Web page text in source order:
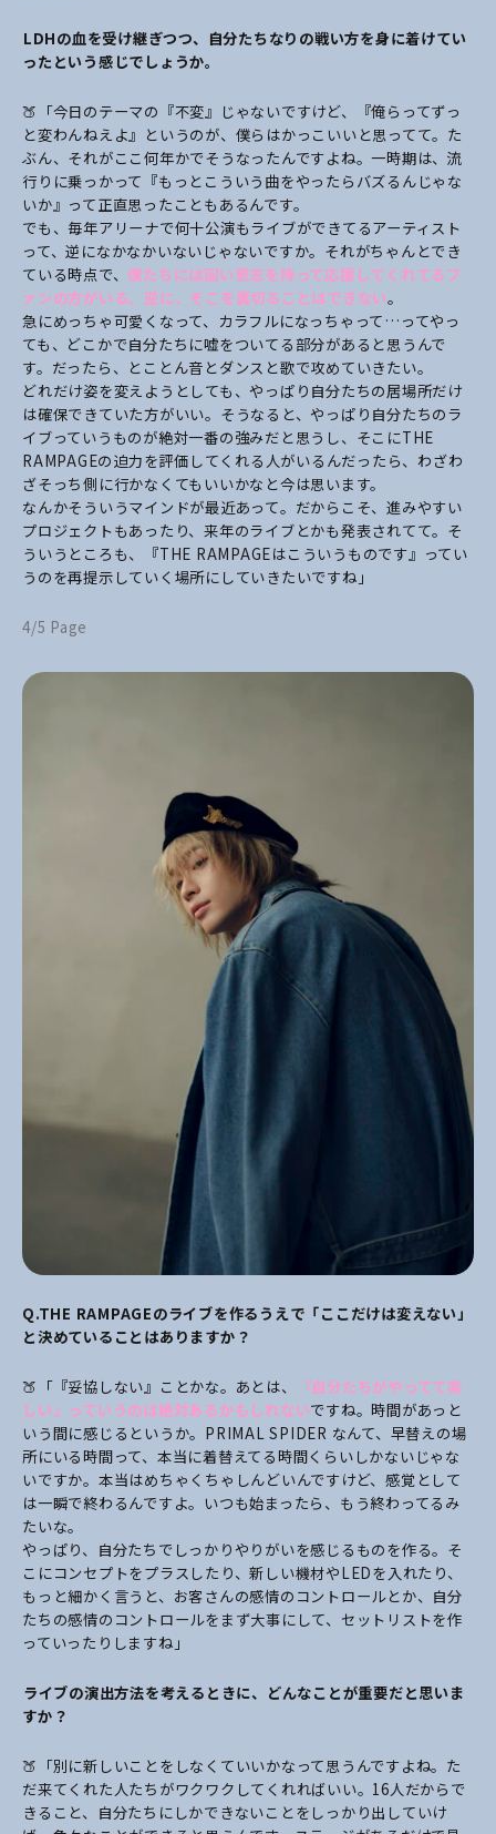
――LDHの血を受け継ぎつつ、自分たちなりの戦い方を身に着けてい
ったという感じでしょうか。
🍑「今日のテーマの『不変』じゃないですけど、『俺らってずっ
と変わんねえよ』というのが、僕らはかっこいいと思ってて。 た
ぶん、それがここ何年かでそうなったんですよね。一時期は、流
行りに乗っかって『もっとこういう曲をやったらバズるんじゃな
いか』って正直思ったこともあるんです。
でも、毎年アリーナで何十公演もライブができてるアーティスト
って、逆になかなかいないじゃないですか。それがちゃんとでき
ている時点で、僕たちには固い意志を持って応援してくれてるフ
ァンの方がいる。逆に、そこを裏切ることはできない。
急にめっちゃ可愛くなって、カラフルになっちゃって…ってやっ
ても、どこかで自分たちに嘘をついてる部分があると思うんで
す。だったら、とことん音とダンスと歌で攻めていきたい。
どれだけ姿を変えようとしても、やっぱり自分たちの居場所だけ
は確保できていた方がいい。そうなると、やっぱり自分たちのラ
イブっていうものが絶対一番の強みだと思うし、そこにTHE
RAMPAGEの迫力を評価してくれる人がいるんだったら、わざわ
ざそっち側に行かなくてもいいかなと今は思います。
なんかそういうマインドが最近あって。だからこそ、進みやすい
プロジェクトもあったり、来年のライブとかも発表されてて。そ
ういうところも、『THE RAMPAGEはこういうものです』ってい
うのを再提示していく場所にしていきたいですね」
4/5 Page
Q.THE RAMPAGEのライブを作るうえで「ここだけは変えない」
と決めていることはありますか？
🍑「『妥協しない』ことかな。あとは、
『自分たちがやってて楽
しい』っていうのは絶対あるかもしれないですね。時間があっと
いう間に感じるというか。PRIMAL SPIDER なんて、早替えの場
所にいる時間って、本当に着替えてる時間くらいしかないじゃな
いですか。本当はめちゃくちゃしんどいんですけど、感覚として
は一瞬で終わるんですよ。いつも始まったら、もう終わってるみ
たいな。
やっぱり、自分たちでしっかりやりがいを感じるものを作る。そ
こにコンセプトをプラスしたり、新しい機材やLEDを入れたり、
もっと細かく言うと、お客さんの感情のコントロールとか、自分
たちの感情のコントロールをまず大事にして、セットリストを作
っていったりしますね」
――ライブの演出方法を考えるときに、どんなことが重要だと思いま
すか？
🍑「別に新しいことをしなくていいかなって思うんですよね。た
だ来てくれた人たちがワクワクしてくれればいい。16人だからで
きること、自分たちにしかできないことをしっかり出していけ